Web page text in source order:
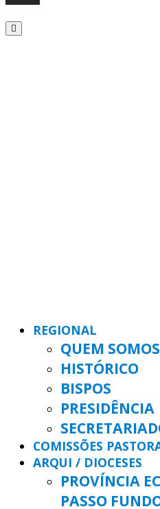
REGIONAL
QUEM SOMOS
HISTÓRICO
BISPOS
PRESIDÊNCIA
COMISSÕES
ARQUI / DIOCESES
PROVÍNCIA
PASSO